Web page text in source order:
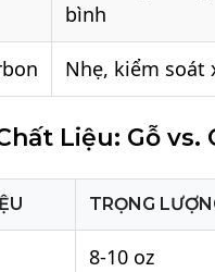
bình
Nhẹ, kiểm soát
Liệu: Gỗ
TRỌNG
8-10 oz